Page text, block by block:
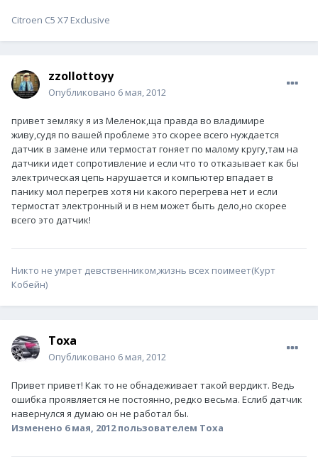
Citroen С5 X7 Exclusive
zzollottoyy
Опубликовано 6 мая, 2012
привет земляку я из Меленок,ща правда во владимире
живу,судя по вашей проблеме это скорее всего нуждается
датчик в замене или термостат гоняет по малому кругу,там на
датчики идет сопротивление и если что то отказывает как бы
электрическая цепь нарушается и компьютер впадает в
панику мол перегрев хотя ни какого перегрева нет и если
термостат электронный и в нем может быть дело,но скорее
всего это датчик!
Никто не умрет девственником,жизнь всех поимеет(Курт
Кобейн)
Toxa
Опубликовано 6 мая, 2012
Привет привет! Как то не обнадеживает такой вердикт. Ведь
ошибка проявляется не постоянно, редко весьма. Еслиб датчик
навернулся я думаю он не работал бы.
Изменено 6 мая, 2012пользователем Toxa